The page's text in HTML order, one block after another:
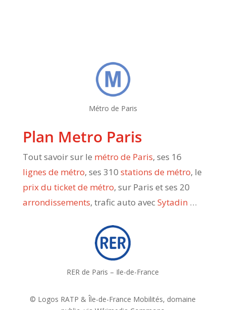
Métro de Paris
Plan Metro Paris
Tout savoir sur le métro de Paris, ses 16
lignes de métro, ses 310 stations de métro, le
prix du ticket de métro, sur Paris et ses 20
arrondissements, trafic auto avec Sytadin …
RER de Paris – Ile-de-France
© Logos RATP & Île-de-France Mobilités, domaine